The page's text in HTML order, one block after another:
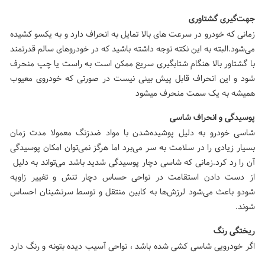
جهت‌گیری گشتاوری
زمانی که خودرو در سرعت های بالا تمایل به انحراف دارد و به یکسو کشیده
می‌شود.البته به این نکته توجه داشته باشید که در خودروهای سالم قدرتمند
با گشتاور بالا هنگام شتابگیری سریع ممکن است به راست یا چپ منحرف
شود و این انحراف قابل پیش بینی نیست در صورتی که خودروی معیوب
همیشه به یک سمت منحرف میشود
پوسیدگی و انحراف شاسی
شاسی خودرو به دلیل پوشیده‌شدن با مواد ضد‌زنگ معمولا مدت زمان
بسیار زیادی را در سلامت به سر می‌برد اما هرگز نمی‌توان امکان پوسیدگی
آن را رد کرد.زمانی که شاسی دچار پوسیدگی شدید باشد می‌تواند به دلیل
از دست دادن استقامت در نواحی حساس دچار تنش و تغییر زاویه
شودو باعث می‌شود لرزش‌ها به کابین منتقل و توسط سرنشینان احساس
شوند.
ریختگی رنگ
اگر خودرویی شاسی کشی شده باشد ، نواحی آسیب دیده بتونه و رنگ دارد